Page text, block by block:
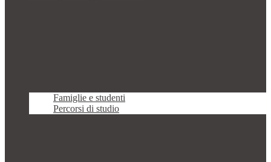
Famiglie e studenti
Percorsi di studio